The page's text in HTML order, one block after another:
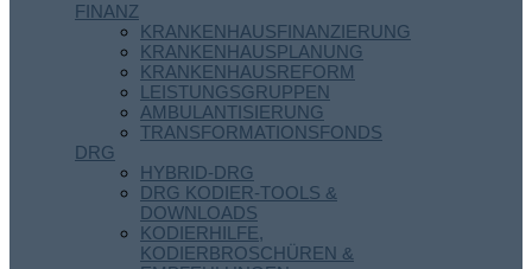
FINANZ
KRANKENHAUSFINANZIERUNG
KRANKENHAUSPLANUNG
KRANKENHAUSREFORM
LEISTUNGSGRUPPEN
AMBULANTISIERUNG
TRANSFORMATIONSFONDS
DRG
HYBRID-DRG
DRG KODIER-TOOLS &
DOWNLOADS
KODIERHILFE,
KODIERBROSCHÜREN &